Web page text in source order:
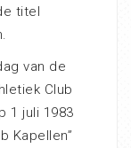
titel
van de
Club
1 juli 1983
Kapellen”